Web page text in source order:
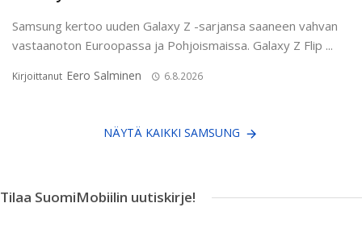
Samsung kertoo uuden Galaxy Z -sarjansa saaneen vahvan
vastaanoton Euroopassa ja Pohjoismaissa. Galaxy Z Flip ...
Kirjoittanut Eero Salminen 6.8.2026
NÄYTÄ KAIKKI SAMSUNG
Tilaa SuomiMobiilin uutiskirje!